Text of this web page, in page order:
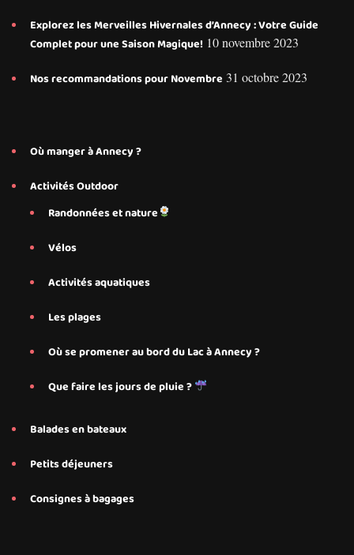
Explorez les Merveilles Hivernales d’Annecy : Votre Guide
Complet pour une Saison Magique! 10 novembre 2023
Nos recommandations pour Novembre 31 octobre 2023
Où manger à Annecy ?
Activités Outdoor
Randonnées et nature
Vélos
Activités aquatiques
Les plages
Où se promener au bord du Lac à Annecy ?
Que faire les jours de pluie ?
Balades en bateaux
Petits déjeuners
Consignes à bagages